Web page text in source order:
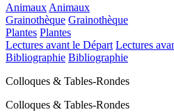
Animaux Animaux
Grainothèque Grainothèque
Plantes Plantes
Lectures avant le Départ Lectures
Bibliographie Bibliographie
Colloques & Tables-Rondes
Colloques & Tables-Rondes